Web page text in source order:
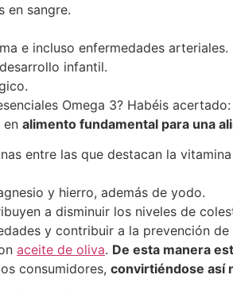
en sangre.
e incluso enfermedades arteriales.
infantil.
Omega 3? Habéis acertado:
en alimento fundamental para una
entre las que destacan la
y hierro, además de yodo.
a disminuir los niveles de
y contribuir a la prevención
aceite de oliva. De esta manera
consumidores, convirtiéndose así